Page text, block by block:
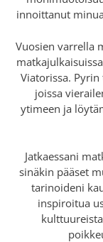
innoittanut
Vuosien varrella
Viatorissa.
joissa
ytimeen ja
Jatkaessani
sinäkin pääset
tarinoideni
inspiroitua